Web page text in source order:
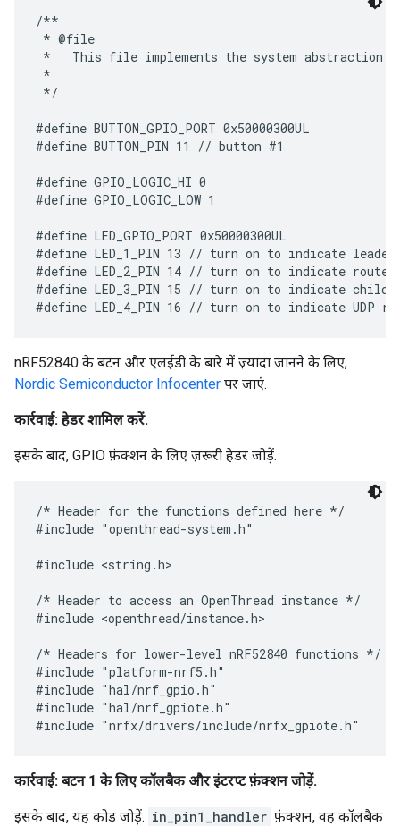
/**
* @file
*   This file implements the system abstraction for
*
*/
#define BUTTON_GPIO_PORT 0x50000300UL
#define BUTTON_PIN 11 // button #1
#define GPIO_LOGIC_HI 0
#define GPIO_LOGIC_LOW 1
#define LED_GPIO_PORT 0x50000300UL
#define LED_1_PIN 13 // turn on to indicate
#define LED_2_PIN 14 // turn on to indicate
#define LED_3_PIN 15 // turn on to indicate child
nRF52840 के बटन और एलईडी के बारे में ज़्यादा जानने के लिए,
Nordic Semiconductor Infocenter पर जाएं.
कार्रवाई: हेडर शामिल करें.
इसके बाद, GPIO फ़ंक्शन के लिए ज़रूरी हेडर जोड़ें.
/* Header for the functions defined here */
#include "openthread-system.h"
#include <string.h>
/* Header to access an OpenThread instance */
#include <openthread/instance.h>
/* Headers for lower-level nRF52840 functions */
#include "platform-nrf5.h"
#include "hal/nrf_gpio.h"
#include "hal/nrf_gpiote.h"
कार्रवाई: बटन 1 के लिए कॉलबैक और इंटरप्ट फ़ंक्शन जोड़ें.
इसके बाद, यह कोड जोड़ें. in_pin1_handler फ़ंक्शन, वह कॉलबैक